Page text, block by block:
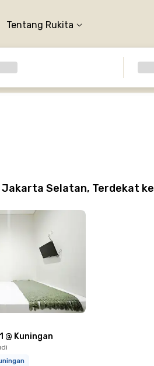
Tentang Rukita
Jakarta Selatan, Terdekat
@ Kuningan